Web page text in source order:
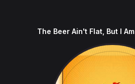
The Beer Ain't Flat, But I Am